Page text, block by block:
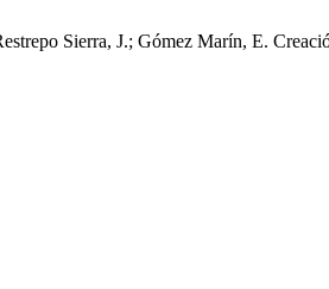
Sierra, J.; Gómez Marín, E.